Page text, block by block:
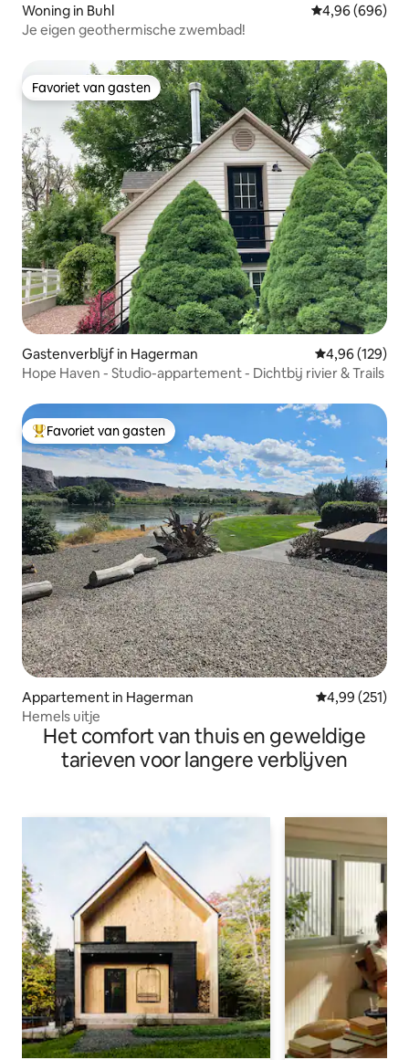
Woning in Buhl Gemiddelde
4,96 (696)
Je eigen geothermische zwembad!
Favoriet van gasten
Favoriet van gasten
Gastenverblijf in Hagerman Gemiddelde
4,96 (129)
Hope Haven - Studio-appartement - Dichtbij rivier & Trails
Topfavoriet van gasten
Favoriet van gasten
Appartement in Hagerman Gemiddelde
4,99 (251)
Hemels uitje
Het comfort van thuis en geweldige
tarieven voor langere verblijven